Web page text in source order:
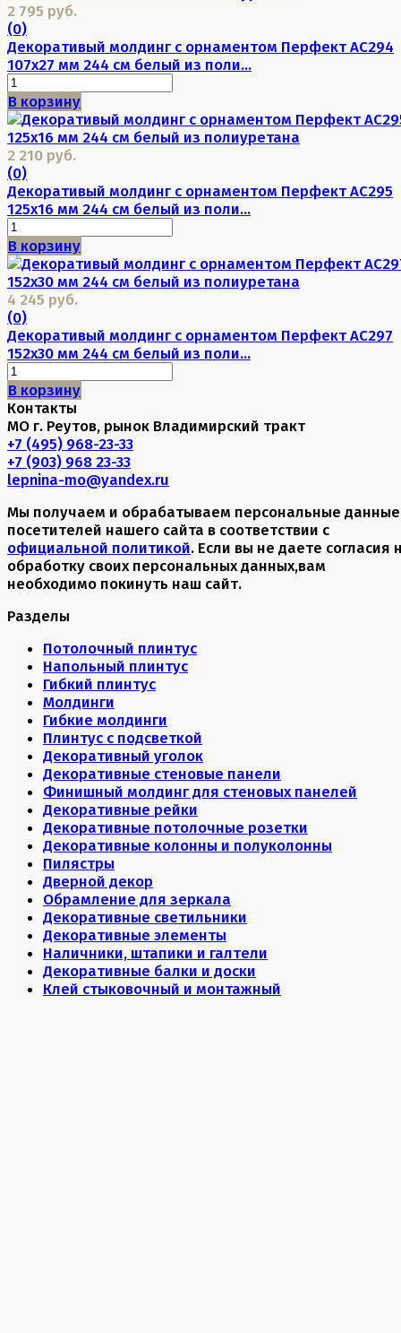
2 795 руб.
(0)
Декоративый молдинг с орнаментом Перфект AC294
107х27 мм 244 см белый из поли...
В корзину
2 210 руб.
(0)
Декоративый молдинг с орнаментом Перфект AC295
125х16 мм 244 см белый из поли...
В корзину
4 245 руб.
(0)
Декоративый молдинг с орнаментом Перфект AC297
152х30 мм 244 см белый из поли...
В корзину
Контакты
МО г. Реутов, рынок Владимирский тракт
+7 (495) 968-23-33
+7 (903) 968 23-33
lepnina-mo@yandex.ru
Мы получаем и обрабатываем персональные данные
посетителей нашего сайта в соответствии с
официальной политикой. Если вы не даете согласия
обработку своих персональных данных,вам
необходимо покинуть наш сайт.
Разделы
Потолочный плинтус
Напольный плинтус
Гибкий плинтус
Молдинги
Гибкие молдинги
Плинтус с подсветкой
Декоративный уголок
Декоративные стеновые панели
Финишный молдинг для стеновых панелей
Декоративные рейки
Декоративные потолочные розетки
Декоративные колонны и полуколонны
Пилястры
Дверной декор
Обрамление для зеркала
Декоративные светильники
Декоративные элементы
Наличники, штапики и галтели
Декоративные балки и доски
Клей стыковочный и монтажный